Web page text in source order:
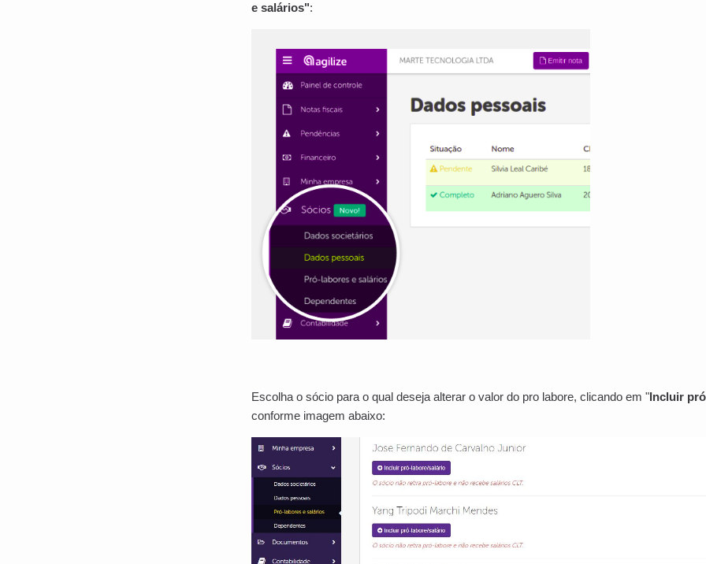
e salários":
Escolha o sócio para o qual deseja alterar o valor do pro labore, clicando em "Incluir
conforme imagem abaixo: